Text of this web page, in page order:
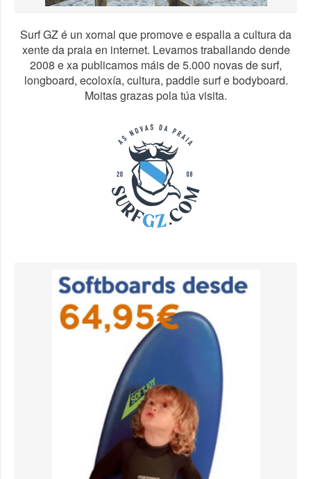
Surf GZ é un xornal que promove e espalla a cultura da
xente da praia en internet. Levamos traballando dende
2008 e xa publicamos máis de 5.000 novas de surf,
longboard, ecoloxía, cultura, paddle surf e bodyboard.
Moitas grazas pola túa visita.